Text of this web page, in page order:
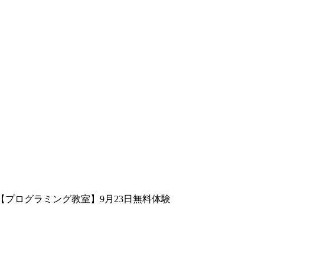
【プログラミング教室】9月23日無料体験